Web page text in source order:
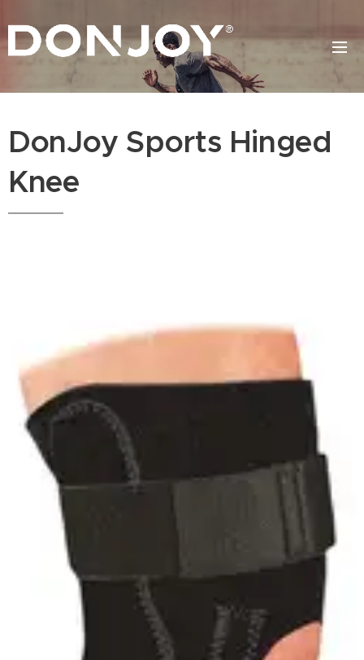
DonJoy Sports Hinged
Knee